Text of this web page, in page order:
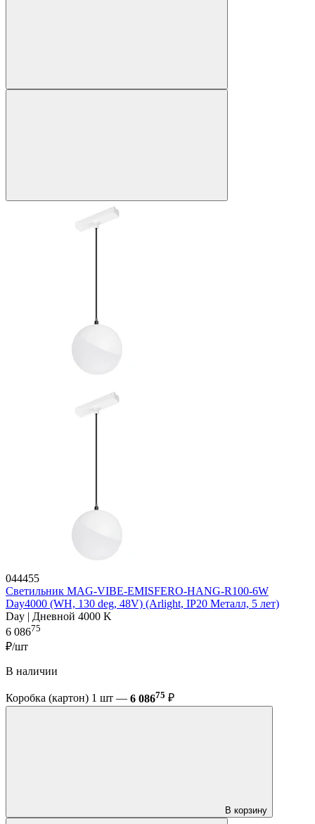
044455
Светильник MAG-VIBE-EMISFERO-HANG-R100-6W
Day4000 (WH, 130 deg, 48V) (Arlight, IP20 Металл, 5 лет)
Day | Дневной 4000 K
6 08675
₽/шт
В наличии
Коробка (картон) 1 шт — 6 08675 ₽
В корзину